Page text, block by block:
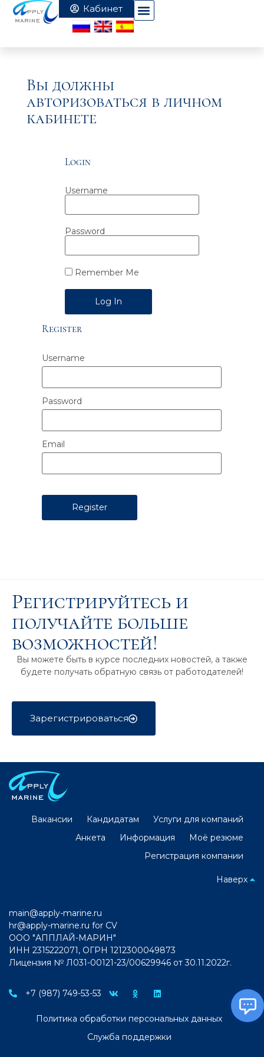
Вы должны
авторизоваться в личном
кабинете
Login
Username
Password
Remember Me
Alternative:
Register
Username
Password
Email
Регистрируйтесь и
получайте больше
возможностей!
Вы можете быть в курсе последних новостей, а также
будете получать обратную связь от работодателей!
Зарегистрироваться
Вакансии Кандидатам
Услуги для компаний
Анкета
Информация
Моё резюме
Регистрация компании
Наверх
main@apply-marine.ru
hr@apply-marine.ru for CV
ООО "АППЛАЙ-МАРИН"
ИНН 2315222071, ОГРН 1212300049873
Лицензия № Л031-00121-23/00629946 от 30.11.2022г.
+7 (987) 749-53-53
Политика обработки персональных данных
Служба поддержки